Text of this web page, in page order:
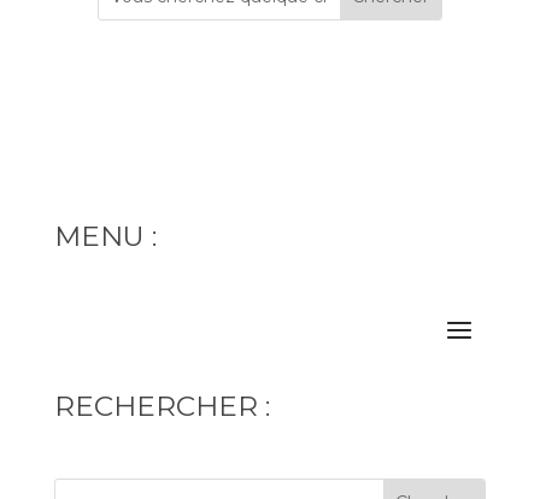
MENU :
RECHERCHER :